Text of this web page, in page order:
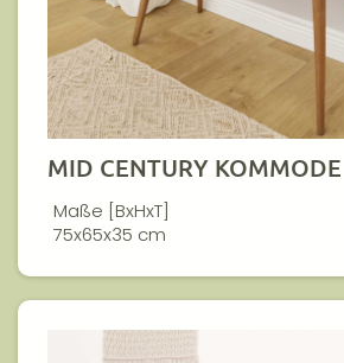
MID CENTURY KOMMODE
Maße [BxHxT]
75x65x35 cm